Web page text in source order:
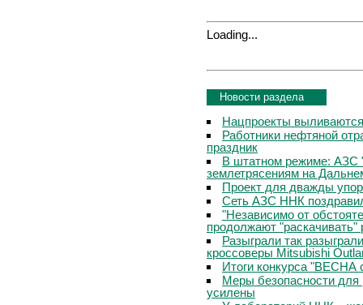
Loading...
Новости раздела
Нацпроекты
Работники нефтяной
праздник
В штатном режиме: АЗС
землетрясениям на
Проект для дважды
Сеть АЗС ННК
"Независимо от
продолжают
Разыграли так
кроссоверы Mitsubishi
Итоги конкурса
Меры безопасности
усилены